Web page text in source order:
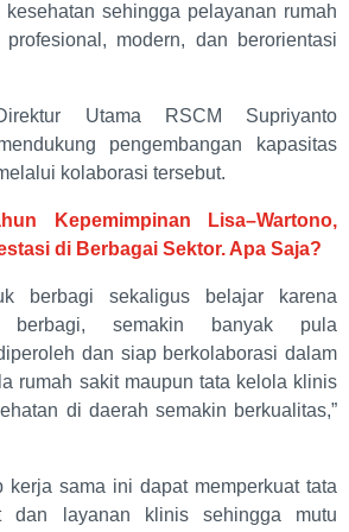
sehingga pelayanan rumah
modern, dan berorientasi
Utama RSCM Supriyanto
pengembangan kapasitas
kolaborasi tersebut.
Kepemimpinan Lisa–Wartono,
di Berbagai Sektor. Apa Saja?
berbagi sekaligus belajar karena
berbagi, semakin banyak pula
dan siap berkolaborasi dalam
rumah sakit maupun tata kelola klinis
di daerah semakin berkualitas,”
kerja sama ini dapat memperkuat tata
dan layanan klinis sehingga mutu